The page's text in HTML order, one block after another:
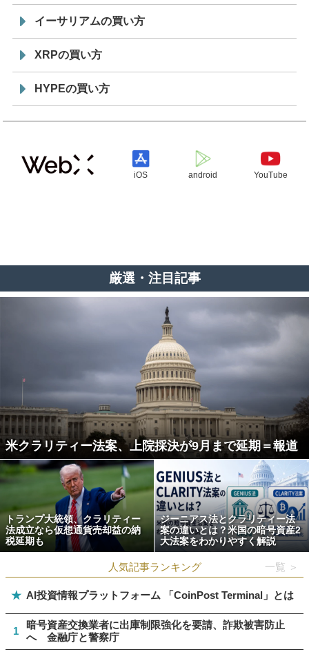
イーサリアムの買い方
XRPの買い方
HYPEの買い方
iOS android YouTube
厳選・注目記事
米クラリティー法案、上院採決が9月まで延期＝報道
トランプ大統領、クラリティー
法成立なら仮想通貨売却益の納
税延期も
ジーニアス法とクラリティー法
案の違いとは？米国の暗号資産2
大法案をわかりやすく解説
人気記事ランキング 一覧 ＞
★ AI投資情報プラットフォーム 「CoinPost Terminal」とは
1
暗号資産交換業者に出庫制限強化を要請、詐欺被害防止
へ 金融庁と警察庁